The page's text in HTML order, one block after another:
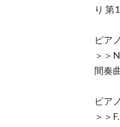
り 第
ピア
＞＞
間奏
ピア
＞＞